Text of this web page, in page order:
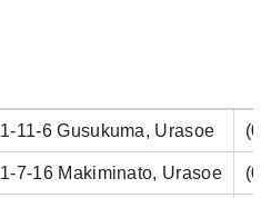
1-11-6 Gusukuma, Urasoe
1-7-16 Makiminato, Urasoe